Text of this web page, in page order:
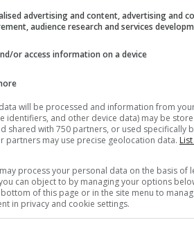
advertising and content, advertising and
audience research and services
or access information on a device
will be processed and information from
identifiers, and other device data) may be
shared with 750 partners, or used specifically
partners may use precise geolocation data.
process your personal data on the basis of
can object to by managing your options
of this page or in the site menu to
in privacy and cookie settings.